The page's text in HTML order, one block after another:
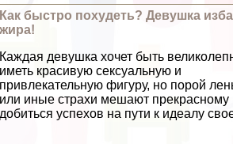
Как быстро похудеть? Дeвyшка
жира!
Каждая дeвyшка хочет быть
иметь красивую ceкcуальную и
привлекательную фигуру, но порой
или иные страхи мешают прекрасному
добиться успехов на пути к идеалу